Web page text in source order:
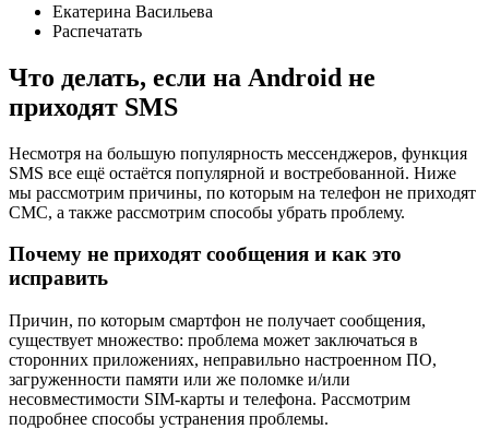
Екатерина Васильева
Распечатать
Что делать, если на Android не
приходят SMS
Несмотря на большую популярность мессенджеров, функция
SMS все ещё остаётся популярной и востребованной. Ниже
мы рассмотрим причины, по которым на телефон не приходят
СМС, а также рассмотрим способы убрать проблему.
Почему не приходят сообщения и как это
исправить
Причин, по которым смартфон не получает сообщения,
существует множество: проблема может заключаться в
сторонних приложениях, неправильно настроенном ПО,
загруженности памяти или же поломке и/или
несовместимости SIM-карты и телефона. Рассмотрим
подробнее способы устранения проблемы.